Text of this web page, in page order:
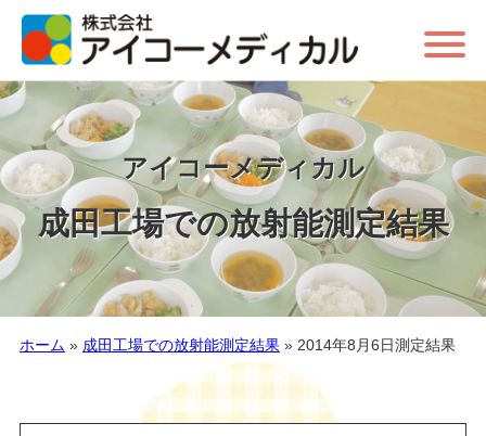
アイコーメディカル
成田工場での放射能測定結果
ホーム » 成田工場での放射能測定結果» 2014年8月6日測定結果